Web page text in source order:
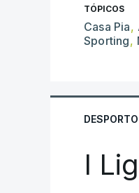
TÓPICOS
Casa Pia,
Sporting,
DESPORTO
I